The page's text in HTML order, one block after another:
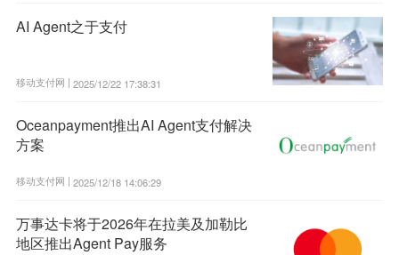
AI Agent之于支付
移动支付网 | 2025/12/22 17:38:31
Oceanpayment推出AI Agent支付解决
方案
移动支付网 | 2025/12/18 14:06:29
万事达卡将于2026年在拉美及加勒比
地区推出Agent Pay服务